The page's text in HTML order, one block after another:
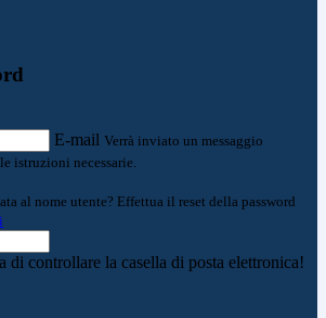
E-mail Verrà inviato un messaggio
istruzioni necessarie.
al nome utente? Effettua il reset della password
di controllare la casella di posta elettronica!